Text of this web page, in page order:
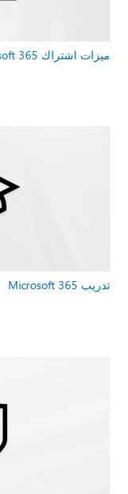
ميزات اشتراك Microsoft 365
تدريب Microsoft 365